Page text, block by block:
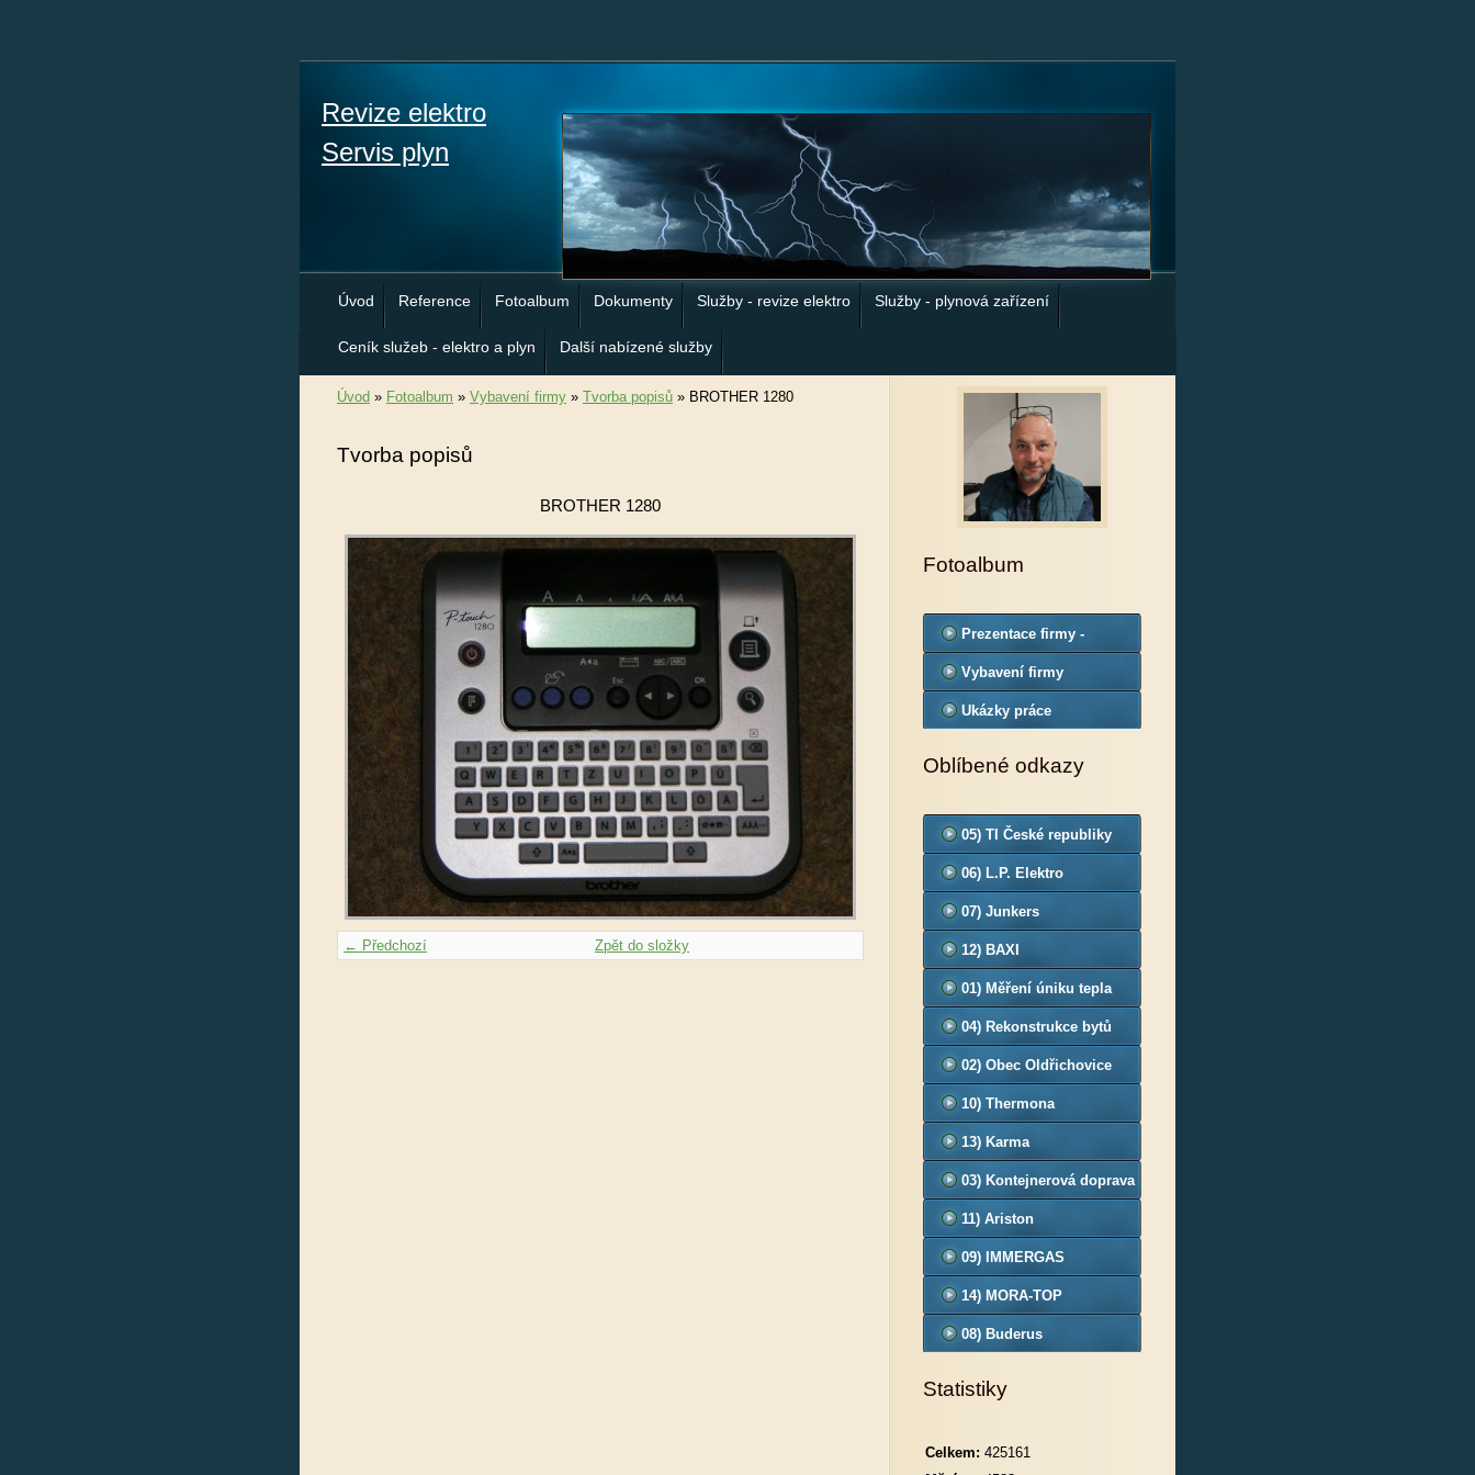
Revize elektro
Servis plyn
Úvod Reference Fotoalbum Dokumenty Služby - revize elektro Služby - plynová zařízení
Ceník služeb - elektro a plyn Další nabízené služby
Úvod » Fotoalbum » Vybavení firmy » Tvorba popisů » BROTHER 1280
Tvorba popisů
BROTHER 1280
← Předchozí Zpět do složky
Fotoalbum
Prezentace firmy -
odborná způsobilost
Vybavení firmy
Ukázky práce
Oblíbené odkazy
05) TI České republiky
06) L.P. Elektro
07) Junkers
12) BAXI
01) Měření úniku tepla
04) Rekonstrukce bytů
02) Obec Oldřichovice
10) Thermona
13) Karma
03) Kontejnerová doprava
- Otrokovice
11) Ariston
09) IMMERGAS
14) MORA-TOP
08) Buderus
Statistiky
Celkem: 425161